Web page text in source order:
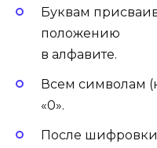
Буквам
положению
в алфавите.
Всем символам
«0».
После шифровки